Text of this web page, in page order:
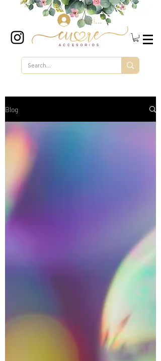
Iniciar sesión
Blog